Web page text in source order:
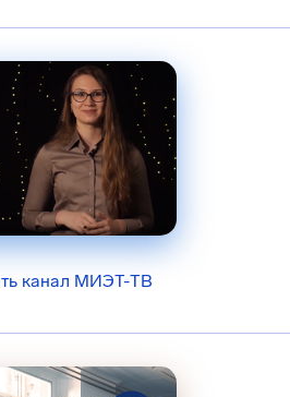
канал МИЭТ-ТВ